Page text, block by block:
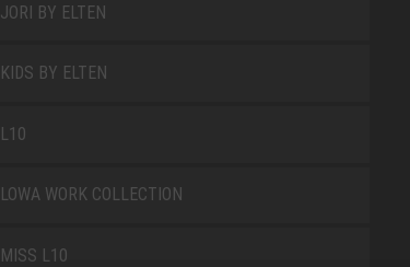
JORI BY ELTEN
KIDS BY ELTEN
L10
LOWA WORK COLLECTION
MISS L10